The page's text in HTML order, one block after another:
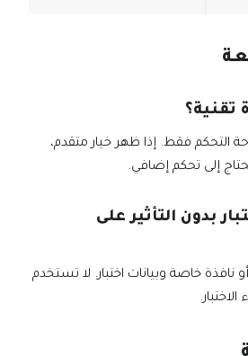
تقنية؟
التحكم فقط. إذا ظهر خيار متقدم،
إلى تحكم إضافي.
بدون التأثير على
نافذة خاصة وبيانات اختبار. لا تستخدم